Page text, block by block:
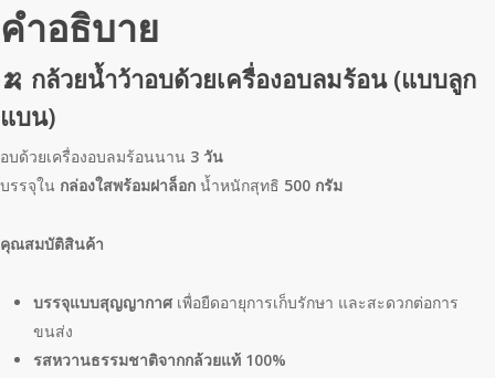
คำอธิบาย
🍌 กล้วยน้ำว้าอบด้วยเครื่องอบลมร้อน (แบบลูก
แบน)
อบด้วยเครื่องอบลมร้อนนาน 3 วัน
บรรจุใน กล่องใสพร้อมฝาล็อก น้ำหนักสุทธิ 500 กรัม
คุณสมบัติสินค้า
บรรจุแบบสุญญากาศเพื่อยืดอายุการเก็บรักษา และสะดวกต่อการ
ขนส่ง
รสหวานธรรมชาติจากกล้วยแท้ 100%